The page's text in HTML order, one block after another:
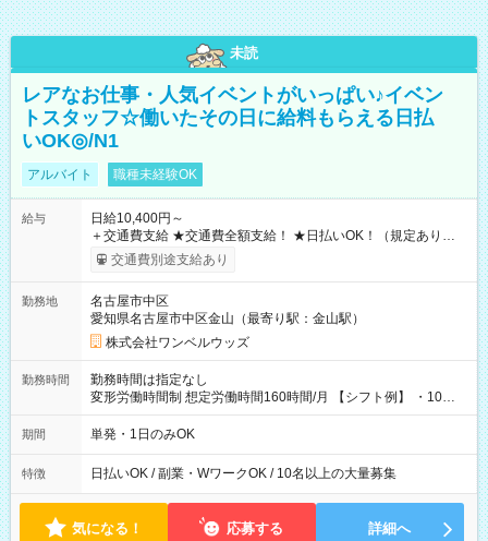
未読
レアなお仕事・人気イベントがいっぱい♪イベン
トスタッフ☆働いたその日に給料もらえる日払
いOK◎/N1
アルバイト 職種未経験OK
給与
日給10,400円～
＋交通費支給 ★交通費全額支給！ ★日払いOK！（規定あり） ┗
働いたその日に現金GET♪ お仕事後はコンビニATMから 日払
交通費別途支給あり
勤務地
名古屋市中区
愛知県名古屋市中区金山（最寄り駅：金山駅）
株式会社ワンベルウッズ
勤務時間
勤務時間は指定なし
変形労働時間制 想定労働時間160時間/月 【シフト例】 ・10：
00～20：00
期間 単発・1日のみOK
特徴 日払いOK / 副業・WワークOK / 10名以上の大量募集
気になる！ 応募する 詳細へ